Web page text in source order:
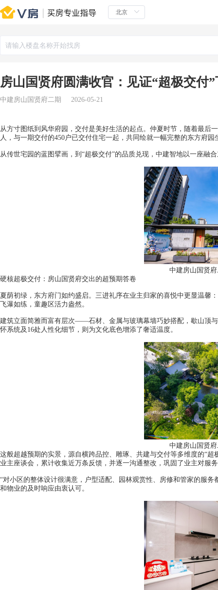
房山国贤府圆满收官：见证“超极交付
中建房山国贤府二期 2026-05-21
从方寸图纸到风华府园，交付是美好生活的起点。仲夏时节，随着最后
人，与一期交付的450户已交付住宅一起，共同绘就一幅完整的东方府园
从传世宅园的蓝图擘画，到“超极交付”的品质兑现，中建智地以一座融
中建房山国贤
硬核超极交付：房山国贤府交出的超预期答卷
夏荫初绿，东方府门如约盛启。三进礼序在业主归家的喜悦中更显温馨
飞瀑如练，童趣区活力盎然。
建筑立面简雅而富有层次——石材、金属与玻璃幕墙巧妙搭配，歇山顶
怀系统及16处人性化细节，则为文化底色增添了奢适温度。
中建房山国贤
这般超越预期的实景，源自横跨品控、雕琢、共建与交付等多维度的“
业主座谈会，累计收集近万条反馈，并逐一沟通整改，巩固了业主对服
“对小区的整体设计很满意，户型适配、园林观赏性、房修和管家的服
和物业的及时响应由衷认可。